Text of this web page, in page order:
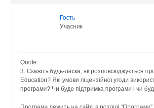
Гость
Учасник
Quote:
3. Скажіть будь-ласка, як розповсюджується
Education? Які умови ліцензійної угоди
програми? Чи буде підтримка програми і чи